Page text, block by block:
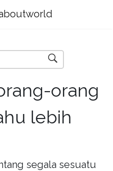
orang
lebih
segala sesuatu